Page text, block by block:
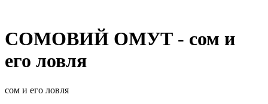
СОМОВИЙ ОМУТ - сом и
его ловля
сом и его ловля